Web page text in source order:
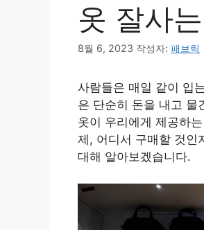
옷 잘사
8월 6, 2023 작성자: 패브릭
사람들은 매일 같이 입
은 단순히 돈을 내고 물
옷이 우리에게 제공하
제, 어디서 구매할 것인
대해 알아보겠습니다.